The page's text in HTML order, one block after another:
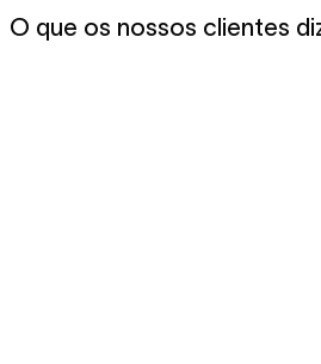
O que os nossos clientes